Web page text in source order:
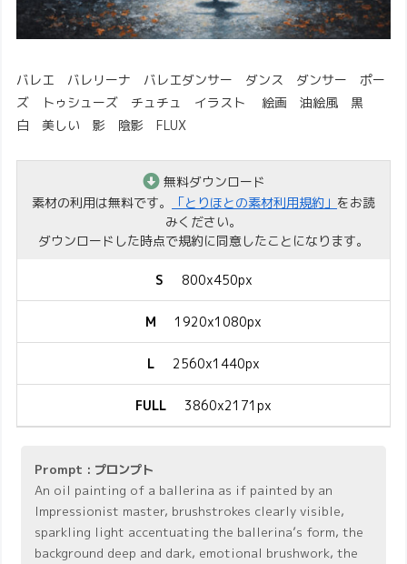
バレエ バレリーナ バレエダンサー ダンス ダンサー ポー
ズ トゥシューズ チュチュ イラスト 絵画 油絵風 黒
白 美しい 影 陰影 FLUX
無料ダウンロード
素材の利用は無料です。
「とりほとの素材利用規約」 をお読
みください。
ダウンロードした時点で規約に同意したことになります。
S 800x450px
M 1920x1080px
L 2560x1440px
FULL 3860x2171px
Prompt : プロンプト
An oil painting of a ballerina as if painted by an
Impressionist master, brushstrokes clearly visible,
sparkling light accentuating the ballerina’s form, the
background deep and dark, emotional brushwork, the